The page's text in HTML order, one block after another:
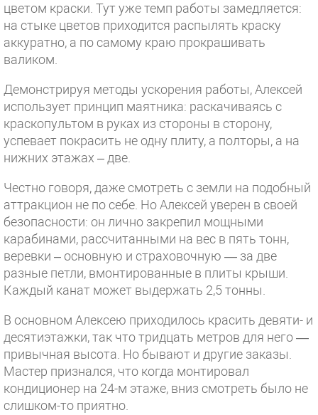
цветом краски. Тут уже темп работы замедляется:
на стыке цветов приходится распылять краску
аккуратно, а по самому краю прокрашивать
валиком.
Демонстрируя методы ускорения работы, Алексей
использует принцип маятника: раскачиваясь с
краскопультом в руках из стороны в сторону,
успевает покрасить не одну плиту, а полторы, а на
нижних этажах – две.
Честно говоря, даже смотреть с земли на подобный
аттракцион не по себе. Но Алексей уверен в своей
безопасности: он лично закрепил мощными
карабинами, рассчитанными на вес в пять тонн,
веревки – основную и страховочную — за две
разные петли, вмонтированные в плиты крыши.
Каждый канат может выдержать 2,5 тонны.
В основном Алексею приходилось красить девяти- и
десятиэтажки, так что тридцать метров для него —
привычная высота. Но бывают и другие заказы.
Мастер признался, что когда монтировал
кондиционер на 24-м этаже, вниз смотреть было не
слишком-то приятно.